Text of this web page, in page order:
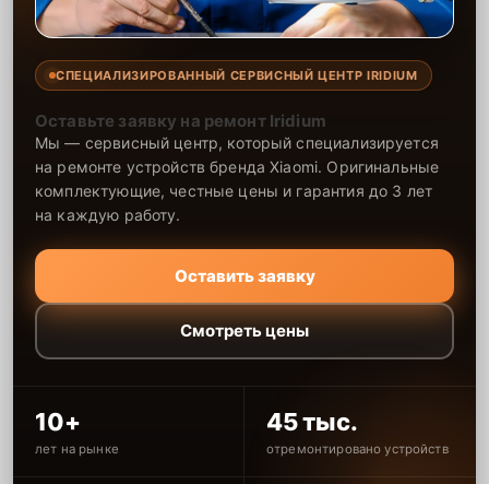
СПЕЦИАЛИЗИРОВАННЫЙ СЕРВИСНЫЙ ЦЕНТР IRIDIUM
Оставьте заявку на ремонт Iridium
Мы — сервисный центр, который специализируется
на ремонте устройств бренда Xiaomi. Оригинальные
комплектующие, честные цены и гарантия до 3 лет
на каждую работу.
Оставить заявку
Смотреть цены
10+
лет на рынке
45 тыс.
отремонтировано устройств